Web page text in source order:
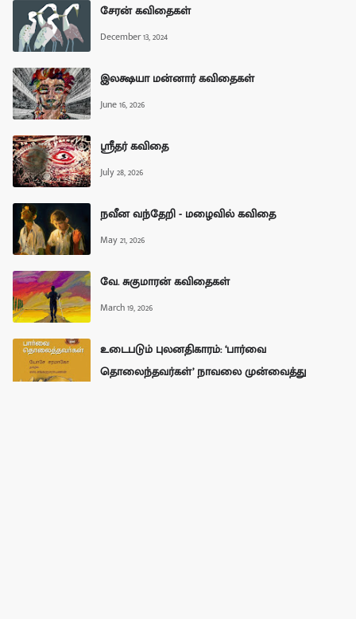
சேரன் கவிதைகள்
December 13, 2024
இலக்ஷயா மன்னார் கவிதைகள்
June 16, 2026
ஸ்ரீதர் கவிதை
July 28, 2026
நவீன வந்தேறி - மழைவில் கவிதை
May 21, 2026
வே. சுகுமாரன் கவிதைகள்
March 19, 2026
உடைபடும் புலனதிகாரம்: ‘பார்வை
தொலைந்தவர்கள்’ நாவலை முன்வைத்து